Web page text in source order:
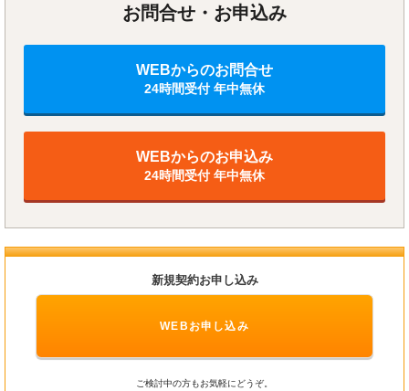
お問合せ・お申込み
WEBからのお問合せ
24時間受付 年中無休
WEBからのお申込み
24時間受付 年中無休
新規契約お申し込み
WEBお申し込み
ご検討中の方もお気軽にどうぞ。